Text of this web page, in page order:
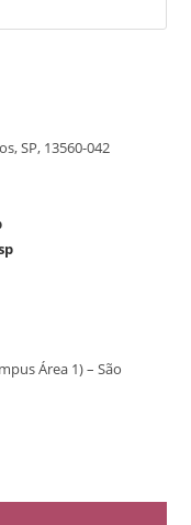
SP, 13560-042
Área 1) – São